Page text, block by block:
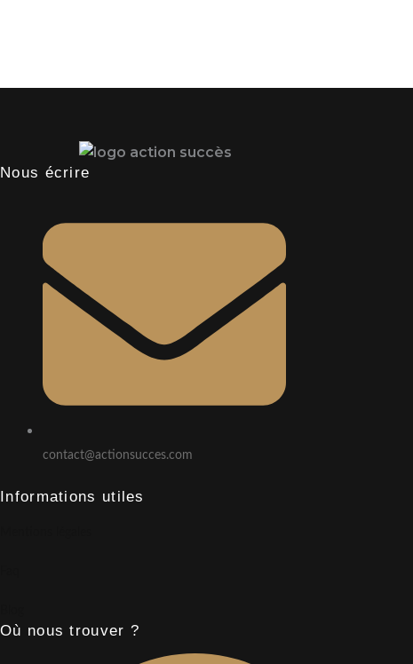
Nous écrire
contact@actionsucces.com
Informations utiles
Où nous trouver ?